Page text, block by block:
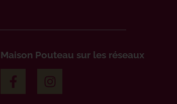
Maison Pouteau sur les réseaux